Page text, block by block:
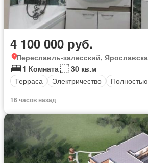
4 100 000 руб.
Переславль-залесский,
1 Комната
30 кв.м
Терраса
Электричество
16 часов назад